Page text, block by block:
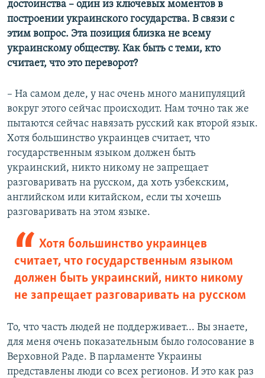
достоинства – один из ключевых моментов в
построении украинского государства. В связи с
этим вопрос. Эта позиция близка не всему
украинскому обществу. Как быть с теми, кто
считает, что это переворот?
– На самом деле, у нас очень много манипуляций
вокруг этого сейчас происходит. Нам точно так же
пытаются сейчас навязать русский как второй язык.
Хотя большинство украинцев считает, что
государственным языком должен быть
украинский, никто никому не запрещает
разговаривать на русском, да хоть узбекским,
английском или китайском, если ты хочешь
разговаривать на этом языке.
Хотя большинство украинцев
считает, что государственным языком
должен быть украинский, никто никому
не запрещает разговаривать на русском
То, что часть людей не поддерживает... Вы знаете,
для меня очень показательным было голосование в
Верховной Раде. В парламенте Украины
представлены люди со всех регионов. И это как раз